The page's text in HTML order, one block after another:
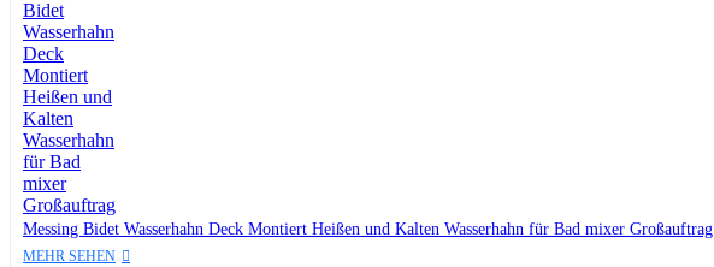
Messing Bidet Wasserhahn Deck Montiert Heißen und Kalten Wasserhahn für Bad mixer Großauftrag
MEHR SEHEN